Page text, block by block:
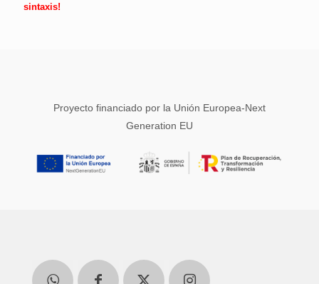
sintaxis!
Proyecto financiado por la Unión Europea-Next
Generation EU